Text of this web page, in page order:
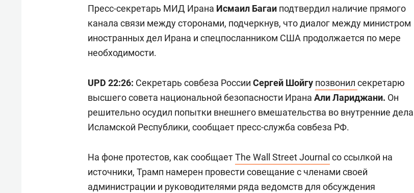
Пресс-секретарь МИД Ирана Исмаил Багаи подтвердил наличие прямого
канала связи между сторонами, подчеркнув, что диалог между министром
иностранных дел Ирана и спецпосланником США продолжается по мере
необходимости.
UPD 22:26: Секретарь совбеза России Сергей Шойгу позвонил секретарю
высшего совета национальной безопасности Ирана Али Лариджани. Он
решительно осудил попытки внешнего вмешательства во внутренние дела
Исламской Республики, сообщает пресс-служба совбеза РФ.
На фоне протестов, как сообщаетThe Wall Street Journal со ссылкой на
источники, Трамп намерен провести совещание с членами своей
администрации и руководителями ряда ведомств для обсуждения